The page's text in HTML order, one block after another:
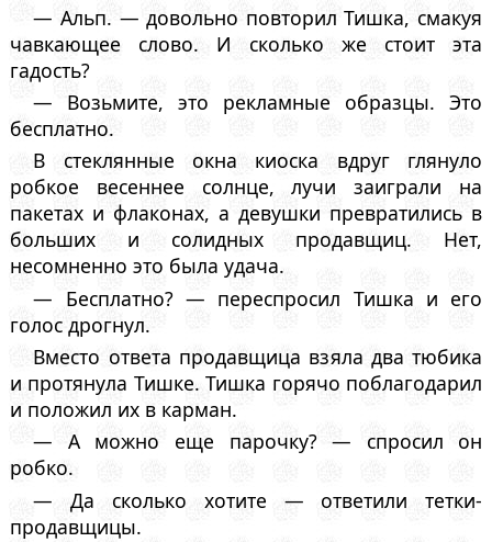
— Альп. — довольно повторил Тишка, смакуя
чавкающее слово. И сколько же стоит эта
гадость?
— Возьмите, это рекламные образцы. Это
бесплатно.
В стеклянные окна киоска вдруг глянуло
робкое весеннее солнце, лучи заиграли на
пакетах и флаконах, а девушки превратились в
больших и солидных продавщиц. Нет,
несомненно это была удача.
— Бесплатно? — переспросил Тишка и его
голос дрогнул.
Вместо ответа продавщица взяла два тюбика
и протянула Тишке. Тишка горячо поблагодарил
и положил их в карман.
— А можно еще парочку? — спросил он
робко.
— Да сколько хотите — ответили тетки-
продавщицы.